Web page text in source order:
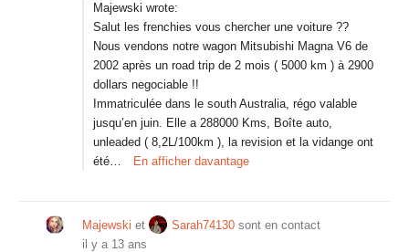
Majewski wrote:
Salut les frenchies vous chercher une voiture ??
Nous vendons notre wagon Mitsubishi Magna V6 de
2002 après un road trip de 2 mois ( 5000 km ) à 2900
dollars negociable !!
Immatriculée dans le south Australia, régo valable
jusqu’en juin. Elle a 288000 Kms, Boîte auto,
unleaded ( 8,2L/100km ), la revision et la vidange ont
été…
En afficher davantage
Majewski et Sarah74130 sont en contact
il y a 13 ans